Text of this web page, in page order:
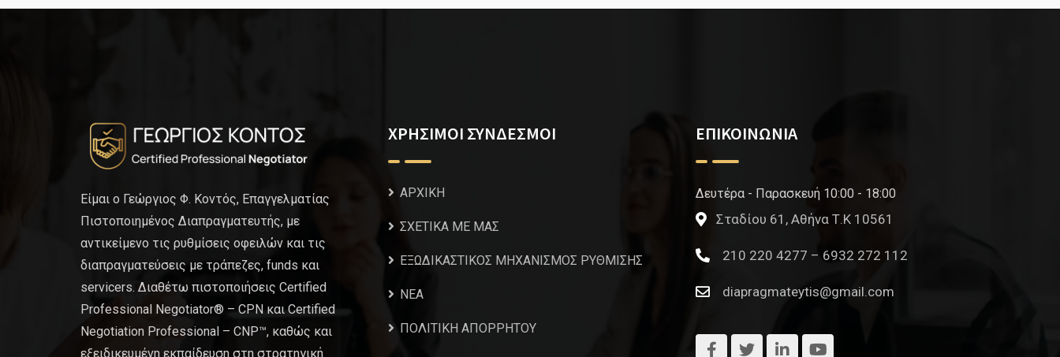
Είμαι ο Γεώργιος Φ. Κοντός, Επαγγελματίας
Πιστοποιημένος Διαπραγματευτής, με
αντικείμενο τις ρυθμίσεις οφειλών και τις
διαπραγματεύσεις με τράπεζες, funds και
servicers. Διαθέτω πιστοποιήσεις Certified
Professional Negotiator® – CPN και Certified
Negotiation Professional – CNP™, καθώς και
εξειδικευμένη εκπαίδευση στη στρατηγική
ΧΡΗΣΙΜΟΙ ΣΥΝΔΕΣΜΟΙ
ΑΡΧΙΚΗ
ΣΧΕΤΙΚΑ ΜΕ ΜΑΣ
ΕΞΩΔΙΚΑΣΤΙΚΟΣ ΜΗΧΑΝΙΣΜΟΣ ΡΥΘΜΙΣΗΣ
NEA
ΠΟΛΙΤΙΚΗ ΑΠΟΡΡΗΤΟΥ
ΕΠΙΚΟΙΝΩΝΙΑ
Δευτέρα - Παρασκευή 10:00 - 18:00
Σταδίου 61, Αθήνα Τ.Κ 10561
210 220 4277 – 6932 272 112
diapragmateytis@gmail.com